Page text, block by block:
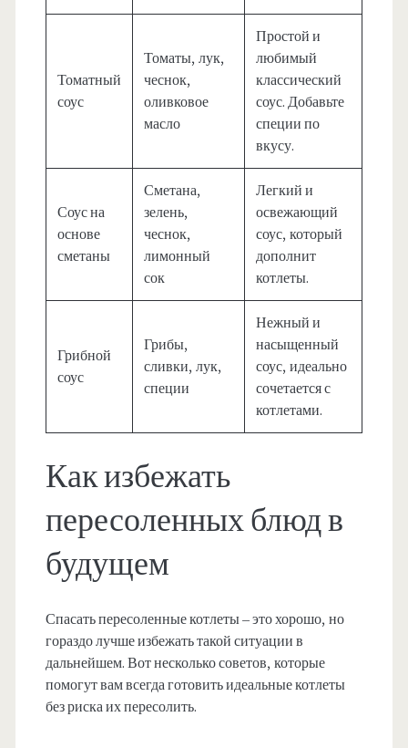
Томатный
соус
Томаты, лук,
чеснок,
оливковое
масло
Простой и
любимый
классический
соус. Добавьте
специи по
вкусу.
Соус на
основе
сметаны
Сметана,
зелень,
чеснок,
лимонный
сок
Легкий и
освежающий
соус, который
дополнит
котлеты.
Грибной
соус
Грибы,
сливки, лук,
специи
Нежный и
насыщенный
соус, идеально
сочетается с
котлетами.
Как избежать
пересоленных блюд в
будущем
Спасать пересоленные котлеты – это хорошо, но
гораздо лучше избежать такой ситуации в
дальнейшем. Вот несколько советов, которые
помогут вам всегда готовить идеальные котлеты
без риска их пересолить.